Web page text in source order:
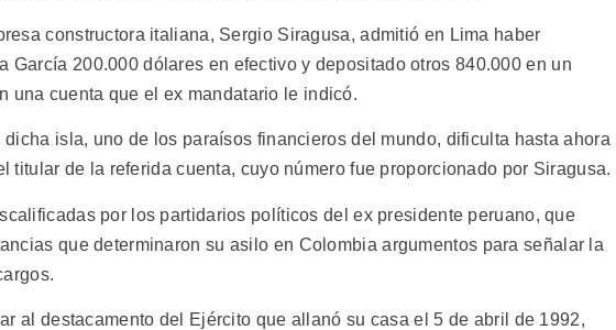
constructora italiana, Sergio Siragusa, admitió en Lima haber
García 200.000 dólares en efectivo y depositado otros 840.000 en un
una cuenta que el ex mandatario le indicó.
isla, uno de los paraísos financieros del mundo, dificulta hasta ahora
titular de la referida cuenta, cuyo número fue proporcionado por Siragusa.
por los partidarios políticos del ex presidente peruano, que
que determinaron su asilo en Colombia argumentos para señalar la
al destacamento del Ejército que allanó su casa el 5 de abril de 1992,